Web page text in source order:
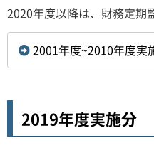
2020年度以降は、財務定期
2001年度~2010年度実
2019年度実施分